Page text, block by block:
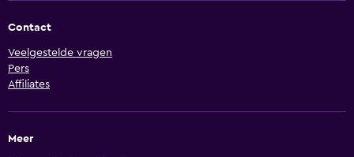
Contact
Veelgestelde vragen
Pers
Affiliates
Meer